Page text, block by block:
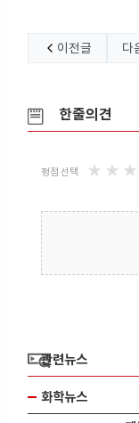
이전글 다
한줄의견
평점 선택 ★ ★ ★
관련뉴스
화학뉴스